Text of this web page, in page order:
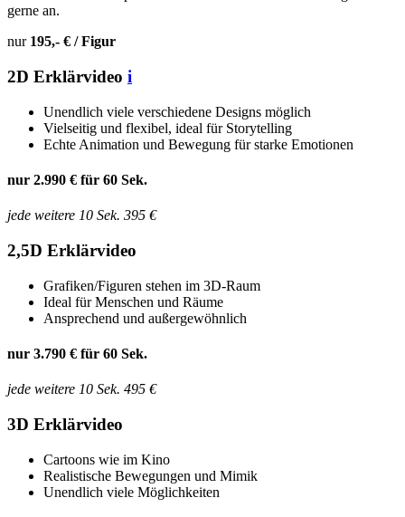
gerne an.
nur 195,- € / Figur
2D Erklärvideo i
Unendlich viele verschiedene Designs möglich
Vielseitig und flexibel, ideal für Storytelling
Echte Animation und Bewegung für starke Emotionen
nur 2.990 € für 60 Sek.
jede weitere 10 Sek. 395 €
2,5D Erklärvideo
Grafiken/Figuren stehen im 3D-Raum
Ideal für Menschen und Räume
Ansprechend und außergewöhnlich
nur 3.790 € für 60 Sek.
jede weitere 10 Sek. 495 €
3D Erklärvideo
Cartoons wie im Kino
Realistische Bewegungen und Mimik
Unendlich viele Möglichkeiten